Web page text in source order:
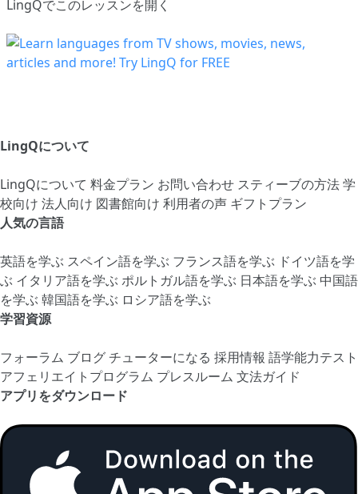
LingQでこのレッスンを開く
LingQについて
LingQについて 料金プラン お問い合わせ スティーブの方法学
校向け 法人向け 図書館向け 利用者の声 ギフトプラン
人気の言語
英語を学ぶ スペイン語を学ぶ フランス語を学ぶ ドイツ語を学
ぶ イタリア語を学ぶ ポルトガル語を学ぶ 日本語を学ぶ 中国語
を学ぶ 韓国語を学ぶ ロシア語を学ぶ
学習資源
フォーラム ブログチューターになる 採用情報 語学能力テスト
アフェリエイトプログラム プレスルーム 文法ガイド
アプリをダウンロード